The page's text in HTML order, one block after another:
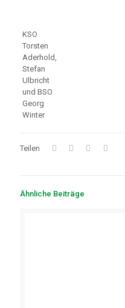
KSO
Torsten
Aderhold,
Stefan
Ulbricht
und BSO
Georg
Winter
Teilen
Ähnliche Beiträge